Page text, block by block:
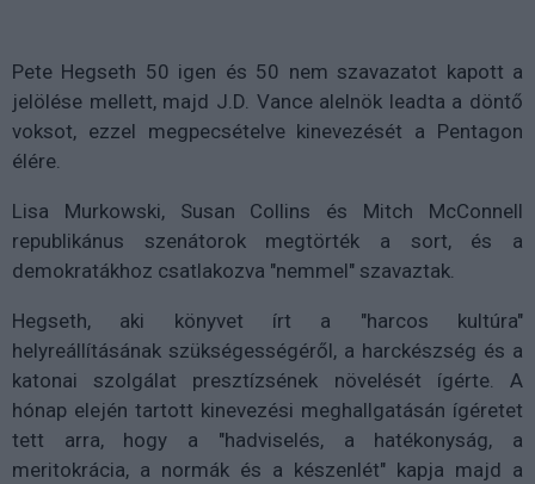
Pete Hegseth 50 igen és 50 nem szavazatot kapott a
jelölése mellett, majd J.D. Vance alelnök leadta a döntő
voksot, ezzel megpecsételve kinevezését a Pentagon
élére.
Lisa Murkowski, Susan Collins és Mitch McConnell
republikánus szenátorok megtörték a sort, és a
demokratákhoz csatlakozva "nemmel" szavaztak.
Hegseth, aki könyvet írt a "harcos kultúra"
helyreállításának szükségességéről, a harckészség és a
katonai szolgálat presztízsének növelését ígérte. A
hónap elején tartott kinevezési meghallgatásán ígéretet
tett arra, hogy a "hadviselés, a hatékonyság, a
meritokrácia, a normák és a készenlét" kapja majd a